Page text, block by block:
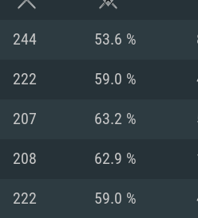
244 53.6 %
222 59.0 %
207 63.2 %
208 62.9 %
222 59.0 %